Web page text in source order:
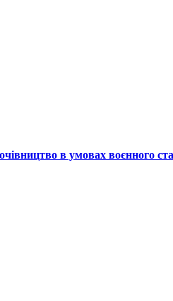
в умовах воєнного